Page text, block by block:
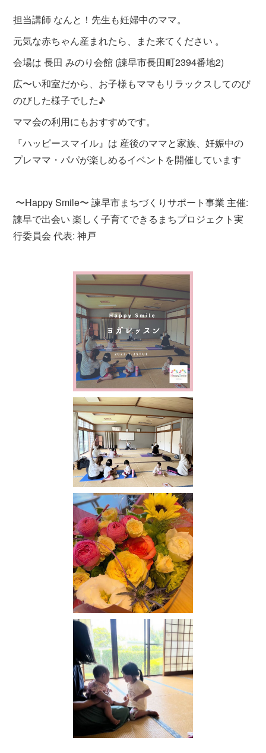
担当講師 なんと！先生も妊婦中のママ。
元気な赤ちゃん産まれたら、また来てください ⁡。
会場は 長田 みのり会館 (諫早市長田町2394番地2) ⁡
広〜い和室だから、お子様もママもリラックスしてのび
のびした様子でした♪ ⁡
ママ会の利用にもおすすめです。⁡ ⁡ ⁡
『ハッピースマイル』は 産後のママと家族、妊娠中の
プレママ・パパが楽しめるイベントを開催しています ⁡ ⁡ ⁡
〜Happy Smile〜 諫早市まちづくりサポート事業 主催:
諫早で出会い 楽しく子育てできるまちプロジェクト実
行委員会 代表: 神戸